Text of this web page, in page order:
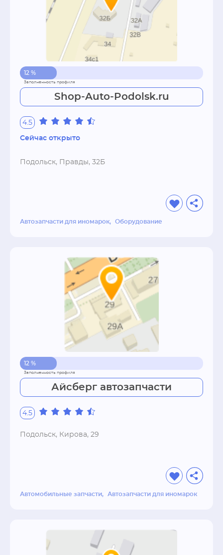
12 %
Shop-Auto-Podolsk.ru
4.5
Сейчас открыто
Подольск, Правды, 32Б
Автозапчасти для иномарок Оборудование
12 %
Айсберг автозапчасти
4.5
Подольск, Кирова, 29
Автомобильные запчасти Автозапчасти для иномарок